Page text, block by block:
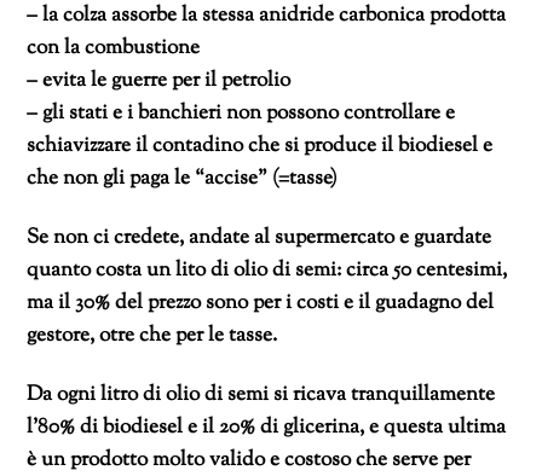
– la colza assorbe la stessa anidride carbonica prodotta
con la combustione
– evita le guerre per il petrolio
– gli stati e i banchieri non possono controllare e
schiavizzare il contadino che si produce il biodiesel e
che non gli paga le “accise” (=tasse)
Se non ci credete, andate al supermercato e guardate
quanto costa un lito di olio di semi: circa 50 centesimi,
ma il 30% del prezzo sono per i costi e il guadagno del
gestore, otre che per le tasse.
Da ogni litro di olio di semi si ricava tranquillamente
l’80% di biodiesel e il 20% di glicerina, e questa ultima
è un prodotto molto valido e costoso che serve per